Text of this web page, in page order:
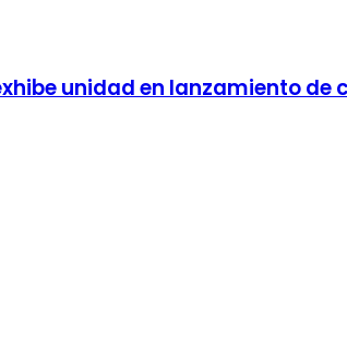
unidad en lanzamiento de